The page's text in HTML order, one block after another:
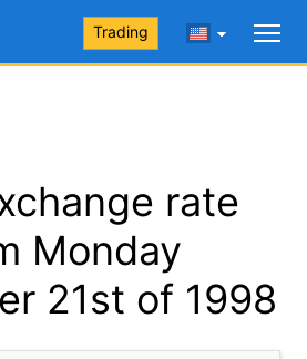
Trading
rate
Monday
21st of 1998